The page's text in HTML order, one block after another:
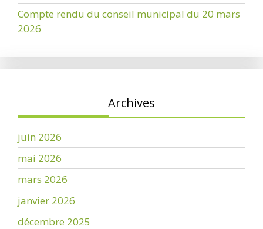
Compte rendu du conseil municipal du 20 mars
2026
Archives
juin 2026
mai 2026
mars 2026
janvier 2026
décembre 2025